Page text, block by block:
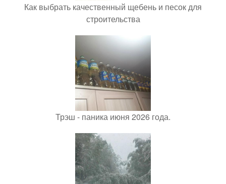
Как выбрать качественный щебень и песок для
строительства
Трэш - паника июня 2026 года.